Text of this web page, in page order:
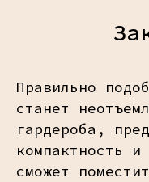
Правильно
станет
гардероба,
компактность
сможет